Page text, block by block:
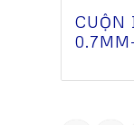
CUỘN